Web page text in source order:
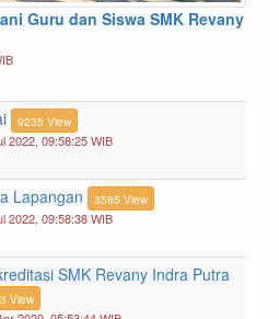
Guru dan Siswa SMK Revany
9235 View
2022, 09:58:25 WIB
Lapangan 3585 View
2022, 09:58:38 WIB
SMK Revany Indra Putra
View